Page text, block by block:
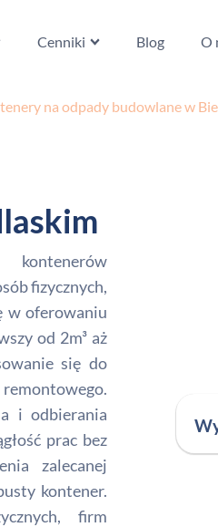
Cenniki Blog O
na odpady budowlane w
kontenerów
fizycznych,
w oferowaniu
od 2m³ aż
się do
i odbierania
prac bez
zalecanej
kontener.
firm